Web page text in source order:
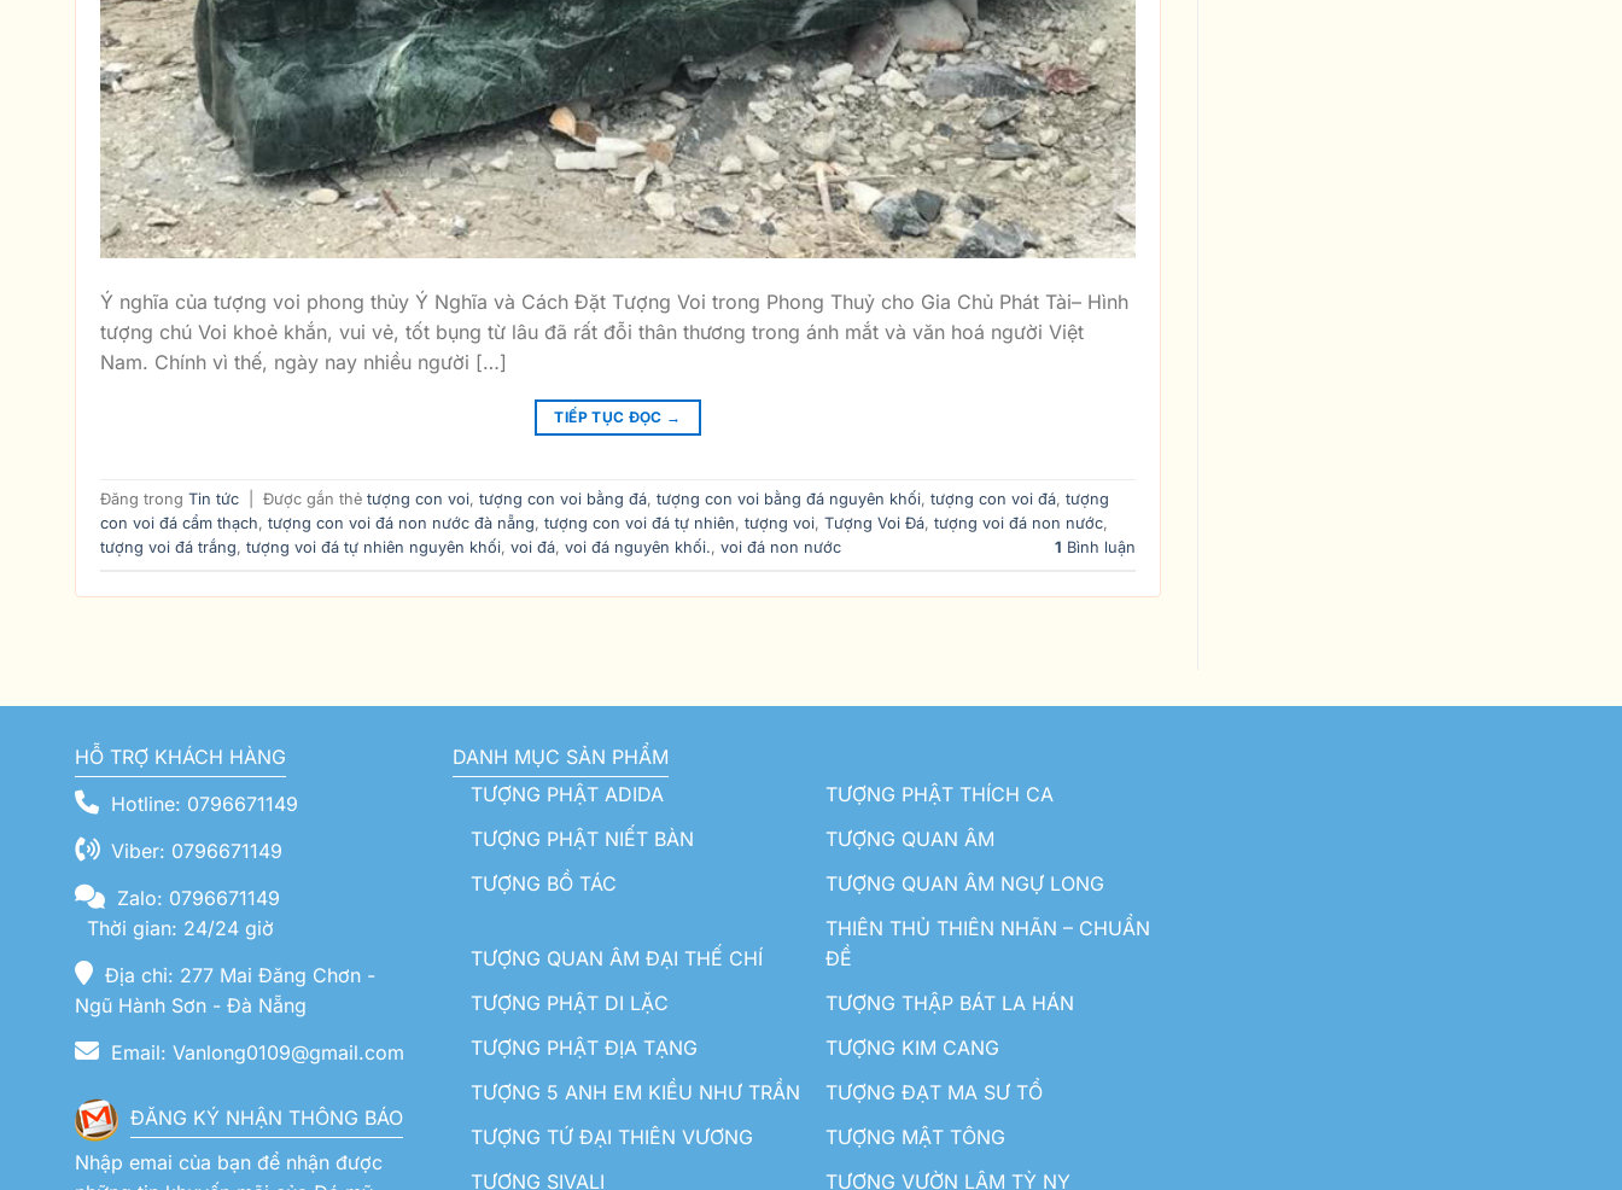
Ý nghĩa của tượng voi phong thủy Ý Nghĩa và Cách Đặt Tượng Voi trong Phong Thuỷ cho Gia Chủ Phát Tài– Hình
tượng chú Voi khoẻ khắn, vui vẻ, tốt bụng từ lâu đã rất đỗi thân thương trong ánh mắt và văn hoá người Việt
Nam. Chính vì thế, ngày nay nhiều người […]
TIẾP TỤC ĐỌC →
Đăng trong Tin tức Được gắn thẻ tượng con voi, tượng con voi bằng đá, tượng con voi bằng đá nguyên khối, tượng con voi đá, tượng
con voi đá cẩm thạch, tượng con voi đá non nước đà nẵng, tượng con voi đá tự nhiên, tượng voi, Tượng Voi Đá, tượng voi đá non nước,
tượng voi đá trắng, tượng voi đá tự nhiên nguyên khối, voi đá, voi đá nguyên khối., voi đá non nước 1 Bình luận
HỖ TRỢ KHÁCH HÀNG
Hotline: 0796671149
Viber: 0796671149
Zalo: 0796671149
Thời gian: 24/24 giờ
Địa chỉ: 277 Mai Đăng Chơn -
Ngũ Hành Sơn - Đà Nẵng
Email: Vanlong0109@gmail.com
ĐĂNG KÝ NHẬN THÔNG BÁO
Nhập emai của bạn để nhận được
DANH MỤC SẢN PHẨM
TƯỢNG PHẬT ADIDA
TƯỢNG PHẬT THÍCH CA
TƯỢNG PHẬT NIẾT BÀN
TƯỢNG QUAN ÂM
TƯỢNG BỒ TÁC
TƯỢNG QUAN ÂM NGỰ LONG
TƯỢNG QUAN ÂM ĐẠI THẾ CHÍ
THIÊN THỦ THIÊN NHÃN – CHUẨN
ĐỀ
TƯỢNG PHẬT DI LẶC
TƯỢNG THẬP BÁT LA HÁN
TƯỢNG PHẬT ĐỊA TẠNG
TƯỢNG KIM CANG
TƯỢNG 5 ANH EM KIỀU NHƯ TRẦN
TƯỢNG ĐẠT MA SƯ TỔ
TƯỢNG TỨ ĐẠI THIÊN VƯƠNG
TƯỢNG MẬT TÔNG
TƯỢNG SIVALI
TƯỢNG VƯỜN LÂM TỲ NY